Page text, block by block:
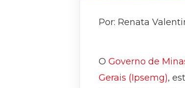
Por: Renata
O Governo de
Gerais (Ipsemg),